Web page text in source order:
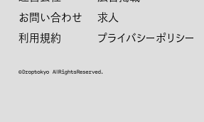
お問い合わせ
求人
利用規約
プライバシーポリシー